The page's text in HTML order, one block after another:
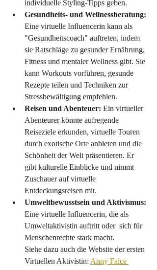
individuelle Styling-Tipps geben.
Gesundheits- und Wellnessberatung:
Eine virtuelle Influencerin kann als
"Gesundheitscoach" auftreten, indem
sie Ratschläge zu gesunder Ernährung,
Fitness und mentaler Wellness gibt. Sie
kann Workouts vorführen, gesunde
Rezepte teilen und Techniken zur
Stressbewältigung empfehlen.
Reisen und Abenteuer: Ein virtueller
Abenteurer könnte aufregende
Reiseziele erkunden, virtuelle Touren
durch exotische Orte anbieten und die
Schönheit der Welt präsentieren. Er
gibt kulturelle Einblicke und nimmt
Zuschauer auf virtuelle
Entdeckungsreisen mit.
Umweltbewusstsein und Aktivismus:
Eine virtuelle Influencerin, die als
Umweltaktivistin auftritt oder  sich für
Menschenrechte stark macht.
Siehe dazu auch die Website der ersten
Virtuellen Aktivistin: Anny Faice